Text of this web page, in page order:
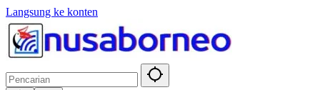
Langsung ke konten